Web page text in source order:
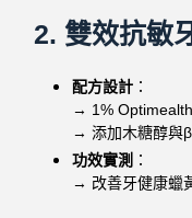
2. 雙效抗敏
配方設計 ：
→ 1%
→ 添加木糖醇與
功效實測 ：
→ 改善牙健康蠟